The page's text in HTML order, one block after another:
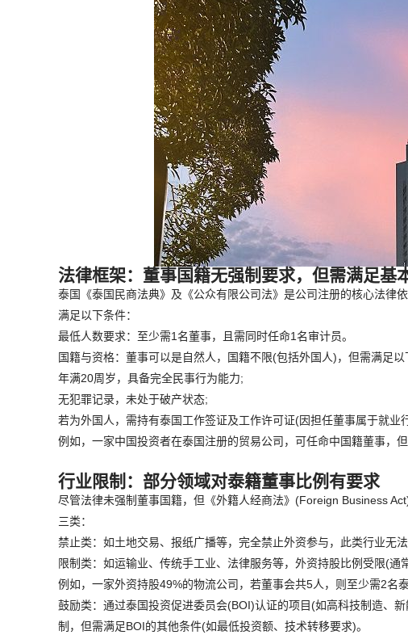
法律框架：董事国籍无强制要求，但需满足基
泰国《泰国民商法典》及《公众有限公司法》是公司注册的核心法律
满足以下条件：
最低人数要求：至少需1名董事，且需同时任命1名审计员。
国籍与资格：董事可以是自然人，国籍不限(包括外国人)，但需满足以
年满20周岁，具备完全民事行为能力;
无犯罪记录，未处于破产状态;
若为外国人，需持有泰国工作签证及工作许可证(因担任董事属于就业
例如，一家中国投资者在泰国注册的贸易公司，可任命中国籍董事，
行业限制：部分领域对泰籍董事比例有要求
尽管法律未强制董事国籍，但《外籍人经商法》(Foreign Business
三类：
禁止类：如土地交易、报纸广播等，完全禁止外资参与，此类行业无
限制类：如运输业、传统手工业、法律服务等，外资持股比例受限(
例如，一家外资持股49%的物流公司，若董事会共5人，则至少需2名泰
鼓励类：通过泰国投资促进委员会(BOI)认证的项目(如高科技制造、
制，但需满足BOI的其他条件(如最低投资额、技术转移要求)。